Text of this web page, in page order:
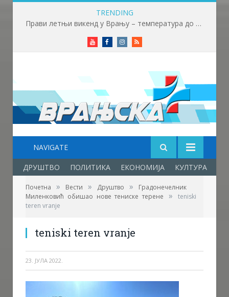
TRENDING
Прави летњи викенд у Врању – температура до 32 степена
YoutubeFacebookInstagram
RSS
NAVIGATE
ДРУШТВО ПОЛИТИКА ЕКОНОМИЈА КУЛТУРА
Почетна » Вести » Друштво »
Градонечелник
Миленковић обишао нове тениске терене
»
teniski
teren vranje
Фото: Врањска плус
teniski teren vranje
23. ЈУЛА 2022.